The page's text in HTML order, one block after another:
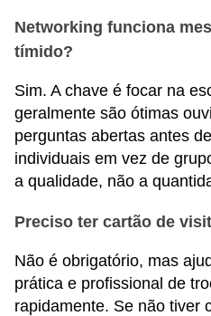
Networking funciona
tímido?
Sim. A chave é focar na
geralmente são ótimas
perguntas abertas antes
individuais em vez de
a qualidade, não a
Preciso ter cartão de
Não é obrigatório, mas
prática e profissional de
rapidamente. Se não tiver